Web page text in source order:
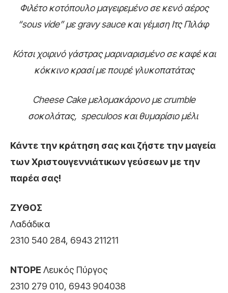
Φιλέτο κοτόπουλο μαγειρεμένο σε κενό αέρος
“sous vide” μεgravy sauceκαι γέμιση Ιτς Πιλάφ
Κότσι χοιρινό γάστρας μαριναρισμένο σε καφέ και
κόκκινο κρασί με πουρέ γλυκοπατάτας
Cheese Cakeμελομακάρονο μεcrumble
σοκολάτας, speculoosκαι θυμαρίσιο μέλι
Κάντε την κράτηση σας και ζήστε την μαγεία
των Χριστουγεννιάτικων γεύσεων με την
παρέα σας!
ΖΥΘΟΣ
Λαδάδικα
2310 540 284, 6943 211211
ΝΤΟΡΕ Λευκός Πύργος
2310 279 010, 6943 904038